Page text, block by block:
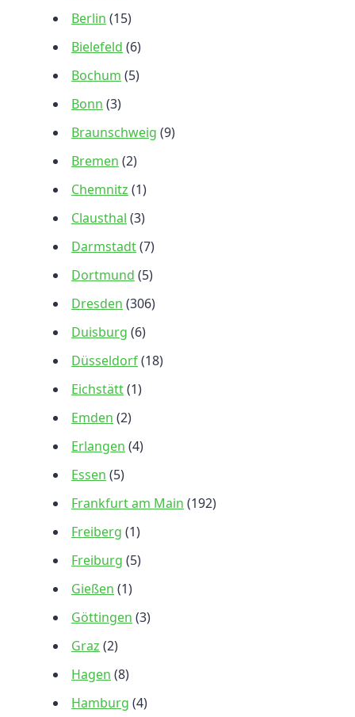
Berlin (15)
Bielefeld (6)
Bochum (5)
Bonn (3)
Braunschweig (9)
Bremen (2)
Chemnitz (1)
Clausthal (3)
Darmstadt(7)
Dortmund (5)
Dresden (306)
Duisburg (6)
Düsseldorf(18)
Eichstätt(1)
Emden (2)
Erlangen (4)
Essen (5)
Frankfurt am Main (192)
Freiberg (1)
Freiburg (5)
Gießen (1)
Göttingen (3)
Graz (2)
Hagen (8)
Hamburg (4)